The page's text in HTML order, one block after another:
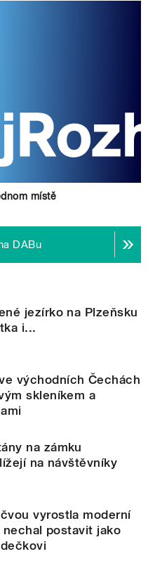
místě
DABu
jezírko na Plzeňsku
i...
východních Čechách
skleníkem a
na zámku
na návštěvníky
vyrostla moderní
postavit jako